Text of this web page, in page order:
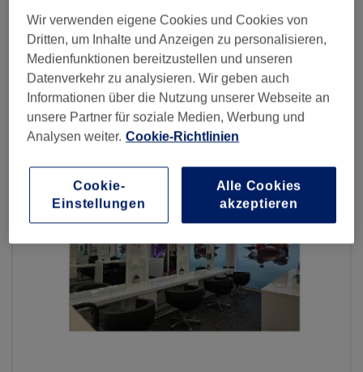
Auf Treatwell finden
Wir verwenden eigene Cookies und Cookies von
Dritten, um Inhalte und Anzeigen zu personalisieren,
Medienfunktionen bereitzustellen und unseren
Datenverkehr zu analysieren. Wir geben auch
Informationen über die Nutzung unserer Webseite an
unsere Partner für soziale Medien, Werbung und
Analysen weiter. Cookie-Richtlinien
Cookie-
Einstellungen
Alle Cookies
akzeptieren